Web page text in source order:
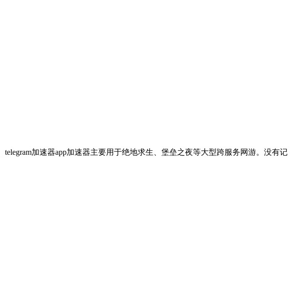
加速器app加速器主要用于绝地求生、堡垒之夜等大型跨服务网游。没有记